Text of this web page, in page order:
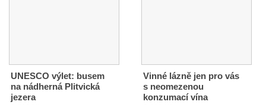
UNESCO výlet: busem
na nádherná Plitvická
jezera
Vinné lázně jen pro vás
s neomezenou
konzumací vína